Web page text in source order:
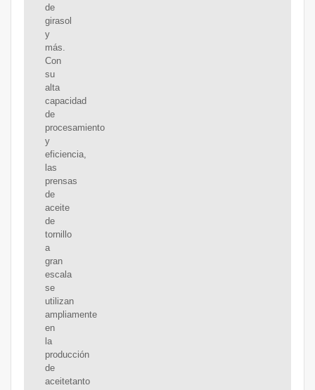
de
girasol
y
más.
Con
su
alta
capacidad
de
procesamiento
y
eficiencia,
las
prensas
de
aceite
de
tornillo
a
gran
escala
se
utilizan
ampliamente
en
la
producción
de
aceitetanto